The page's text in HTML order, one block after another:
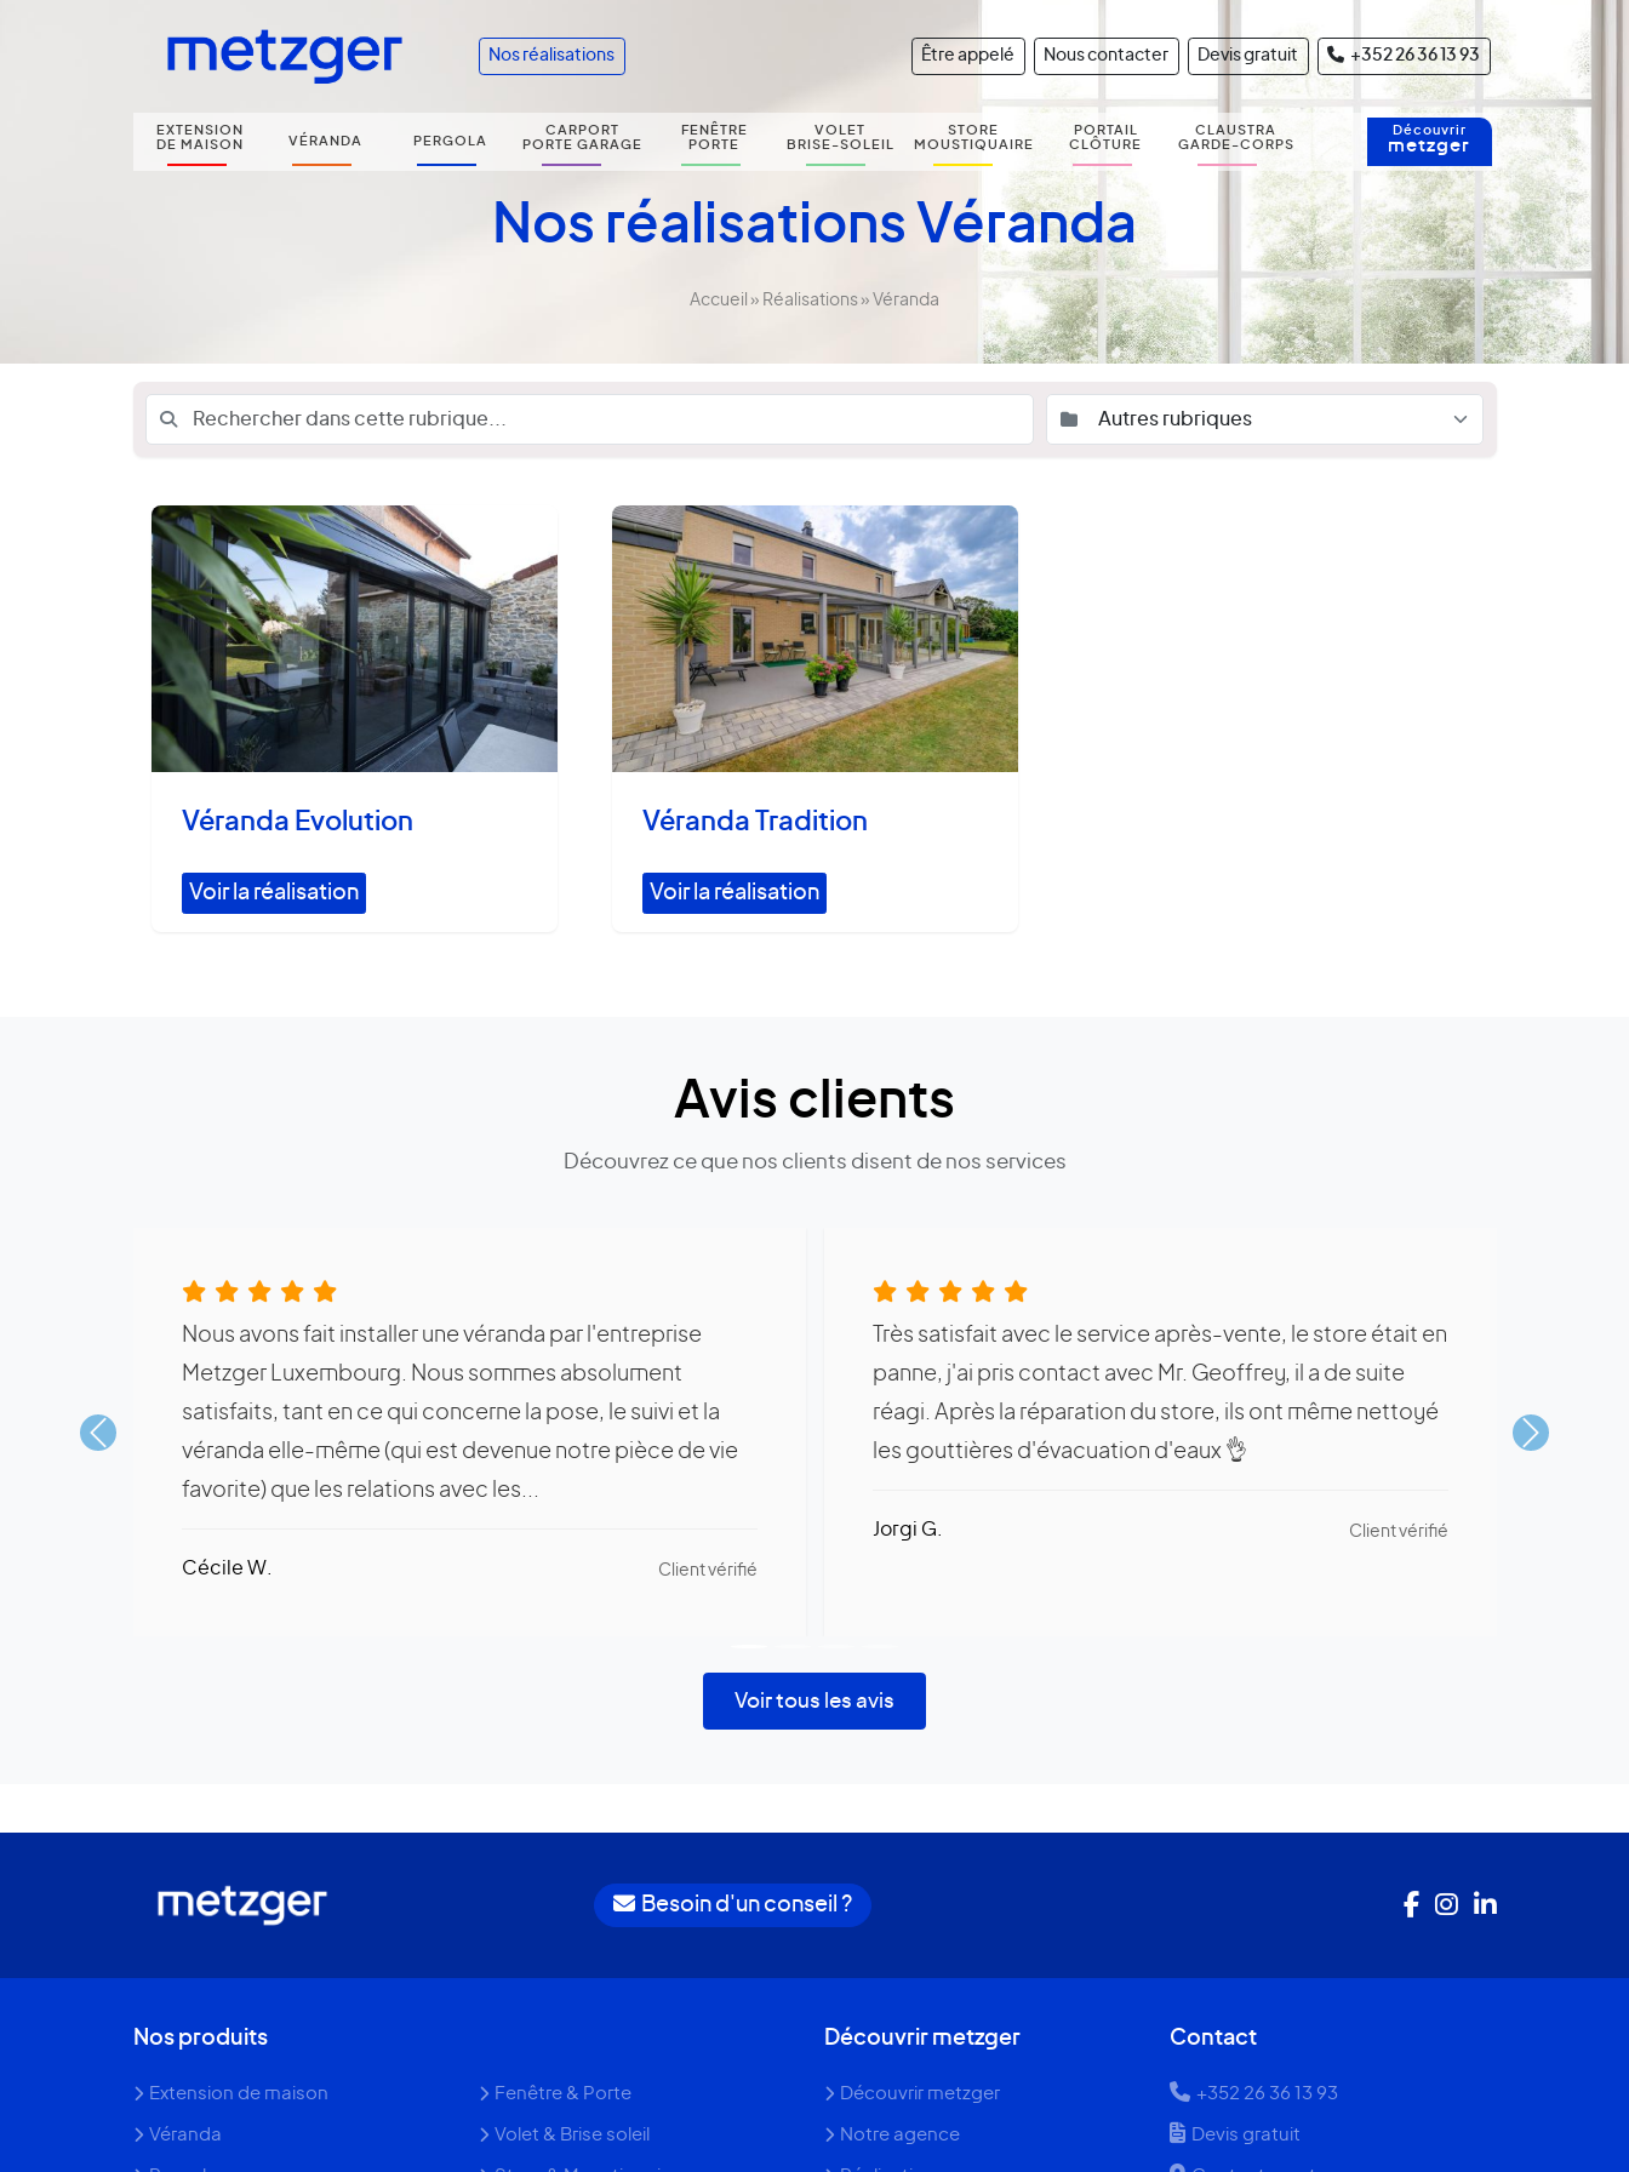
Nos réalisations Être appelé Nous contacter Devis gratuit +352 26 36 13 93
EXTENSION
DE MAISON
VÉRANDA PERGOLA
CARPORT
PORTE GARAGE
FENÊTRE
PORTE
VOLET
BRISE-SOLEIL
STORE
MOUSTIQUAIRE
PORTAIL
CLÔTURE
CLAUSTRA
GARDE-CORPS
Découvrir
metzger
Nos réalisations Véranda
Accueil » Réalisations » Véranda
Véranda Evolution
Voir la réalisation
Véranda Tradition
Voir la réalisation
Avis clients
Découvrez ce que nos clients disent de nos services
Nous avons fait installer une véranda par l'entreprise
Metzger Luxembourg. Nous sommes absolument
satisfaits, tant en ce qui concerne la pose, le suivi et la
véranda elle-même (qui est devenue notre pièce de vie
favorite) que les relations avec les...
Cécile W. Client vérifié
Très satisfait avec le service après-vente, le store était en
panne, j'ai pris contact avec Mr. Geoffrey, il a de suite
réagi. Après la réparation du store, ils ont même nettoyé
les gouttières d'évacuation d'eaux 👌
Jorgi G. Client vérifié
Précédent Suivant
Voir tous les avis
Besoin d'un conseil ?
Nos produits
Extension de maison
Véranda
Fenêtre & Porte
Volet & Brise soleil
Découvrir metzger
Découvrir metzger
Notre agence
Contact
+352 26 36 13 93
Devis gratuit